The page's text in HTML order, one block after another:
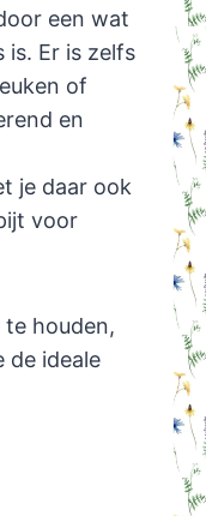
een wat
is. Er is zelfs
of
en
je daar ook
voor
te houden,
de ideale